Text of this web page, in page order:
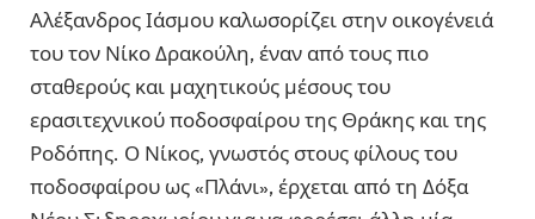
Αλέξανδρος Ιάσμου καλωσορίζει στην οικογένειά
του τον Νίκο Δρακούλη, έναν από τους πιο
σταθερούς και μαχητικούς μέσους του
ερασιτεχνικού ποδοσφαίρου της Θράκης και της
Ροδόπης. Ο Νίκος, γνωστός στους φίλους του
ποδοσφαίρου ως «Πλάνι», έρχεται από τη Δόξα